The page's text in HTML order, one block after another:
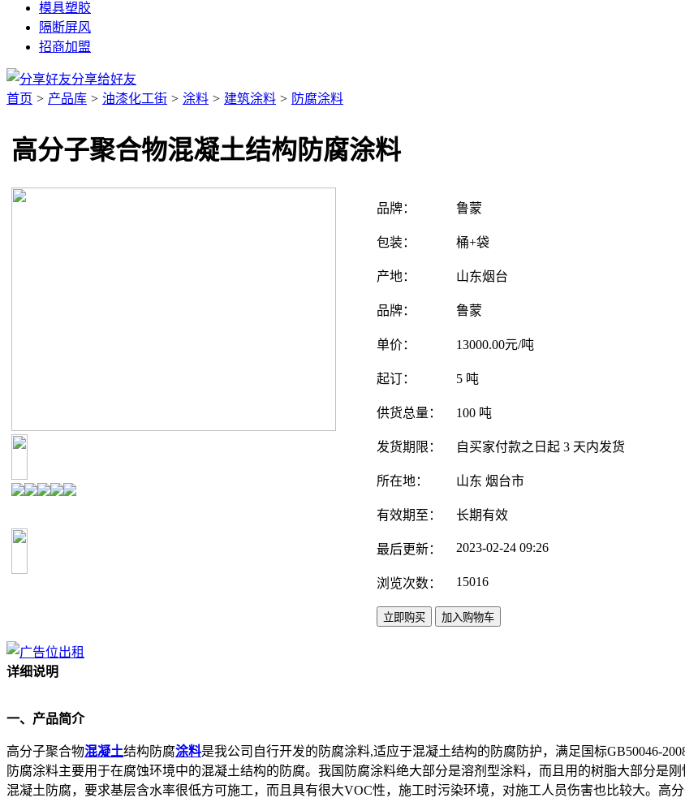
模具塑胶
隔断屏风
招商加盟
分享给好友
首页 > 产品库 > 油漆化工街 > 涂料 > 建筑涂料 > 防腐涂料
高分子聚合物混凝土结构防腐涂料
品牌： 鲁蒙
包装： 桶+袋
产地： 山东烟台
品牌： 鲁蒙
单价： 13000.00元/吨
起订： 5 吨
供货总量： 100 吨
发货期限： 自买家付款之日起 3 天内发货
所在地： 山东 烟台市
有效期至： 长期有效
最后更新： 2023-02-24 09:26
浏览次数： 15016
详细说明
一、产品简介
高分子聚合物混凝土结构防腐涂料是我公司自行开发的防腐涂料,适应于混凝土结构的防腐防护，满足国标GB50046-
防腐涂料主要用于在腐蚀环境中的混凝土结构的防腐。我国防腐涂料绝大部分是溶剂型涂料，而且用的树脂大部分是
混凝土防腐，要求基层含水率很低方可施工，而且具有很大VOC性，施工时污染环境，对施工人员伤害也比较大。高